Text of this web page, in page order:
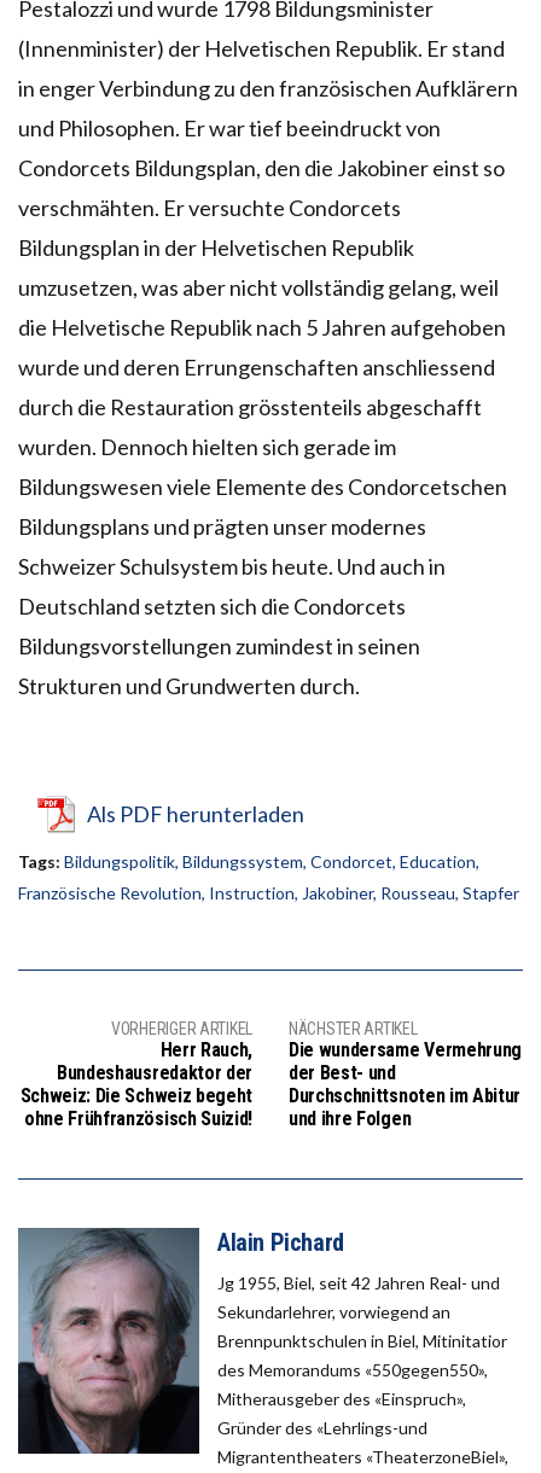
Pestalozzi und wurde 1798 Bildungsminister
(Innenminister) der Helvetischen Republik. Er stand
in enger Verbindung zu den französischen Aufklärern
und Philosophen. Er war tief beeindruckt von
Condorcets Bildungsplan, den die Jakobiner einst so
verschmähten. Er versuchte Condorcets
Bildungsplan in der Helvetischen Republik
umzusetzen, was aber nicht vollständig gelang, weil
die Helvetische Republik nach 5 Jahren aufgehoben
wurde und deren Errungenschaften anschliessend
durch die Restauration grösstenteils abgeschafft
wurden. Dennoch hielten sich gerade im
Bildungswesen viele Elemente des Condorcetschen
Bildungsplans und prägten unser modernes
Schweizer Schulsystem bis heute. Und auch in
Deutschland setzten sich die Condorcets
Bildungsvorstellungen zumindest in seinen
Strukturen und Grundwerten durch.
Als PDF herunterladen
Tags: Bildungspolitik, Bildungssystem, Condorcet, Education,
Französische Revolution, Instruction, Jakobiner, Rousseau, Stapfer
VORHERIGER ARTIKEL
Herr Rauch,
Bundeshausredaktor der
Schweiz: Die Schweiz begeht
ohne Frühfranzösisch Suizid!
NÄCHSTER ARTIKEL
Die wundersame Vermehrung
der Best- und
Durchschnittsnoten im Abitur
und ihre Folgen
Alain Pichard
Jg 1955, Biel, seit 42 Jahren Real- und
Sekundarlehrer, vorwiegend an
Brennpunktschulen in Biel, Mitinitatior
des Memorandums «550gegen550»,
Mitherausgeber des «Einspruch»,
Gründer des «Lehrlings-und
Migrantentheaters «TheaterzoneBiel»,